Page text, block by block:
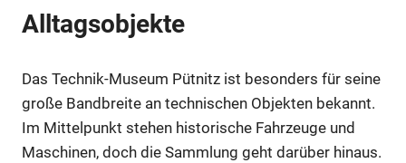
Alltagsobjekte
Das Technik-Museum Pütnitz ist besonders für seine
große Bandbreite an technischen Objekten bekannt.
Im Mittelpunkt stehen historische Fahrzeuge und
Maschinen, doch die Sammlung geht darüber hinaus.